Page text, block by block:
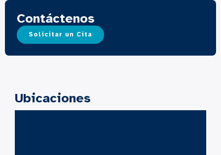
Contáctenos
Solicitar un Cita
Ubicaciones